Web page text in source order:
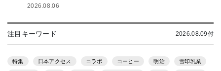
2026.08.06
注目キーワード 2026.08.09付
特集 日本アクセス コラボ コーヒー 明治 雪印乳業